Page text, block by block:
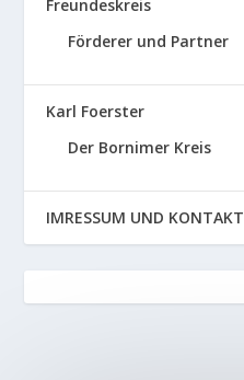
Freundeskreis
Förderer und Partner
Karl Foerster
Der Bornimer Kreis
IMRESSUM UND KONTAKT